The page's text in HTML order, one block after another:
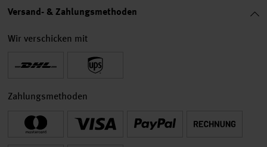
Versand- & Zahlungsmethoden
Wir verschicken mit
Zahlungsmethoden